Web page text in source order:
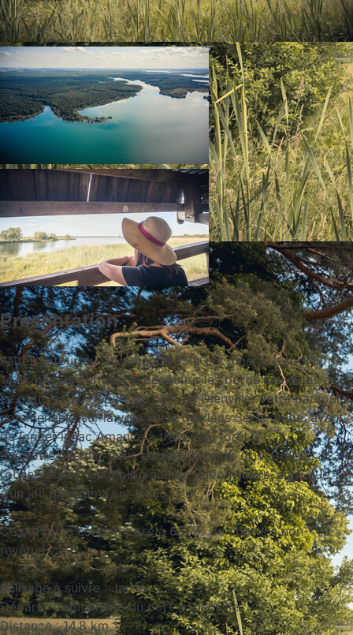
Présentation
Faites le tour du lac Amance ! Sur cet itinéraire sportif de
14,8km vous permet de découvrir les bords sauvages de
ce petit lac au départ du port de Dienville. Votre parcours
commencera sur la voie verte des lacs Seine-Aube, avant
de longer le lac Amance à travers la forêt.
Sur votre chemin, vous pourrez profiter d’un arrêt à
l’observatoire ornithologique de Radonvilliers, ainsi que
d’un joli panorama sur le lac.
Ce parcours est composé à 68,7% de chemins non-
revêtus.
Balisage à suivre : Jaune
Départ : Capitainerie du port à Dienville
Distance : 14,8 km